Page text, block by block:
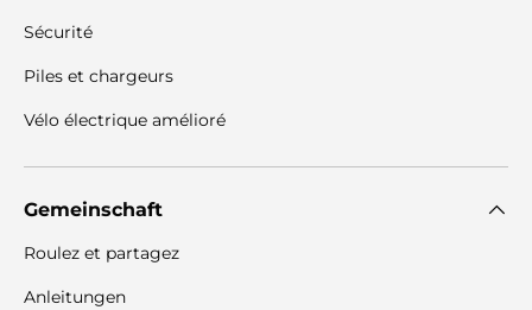
Sécurité
Piles et chargeurs
Vélo électrique amélioré
Gemeinschaft
Roulez et partagez
Anleitungen